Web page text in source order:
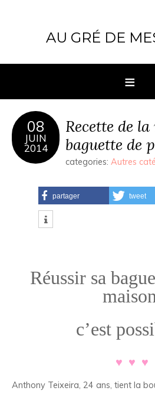
AU GRÉ DE
08
JUIN
2014
Recette de
baguette de
categories: Autres
partager tweet
Réussir sa
c’est
♥ ♥ ♥
Anthony Teixeira, 24 ans, tient la